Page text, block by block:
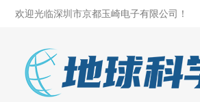
欢迎光临深圳市京都玉崎电子有限公司！